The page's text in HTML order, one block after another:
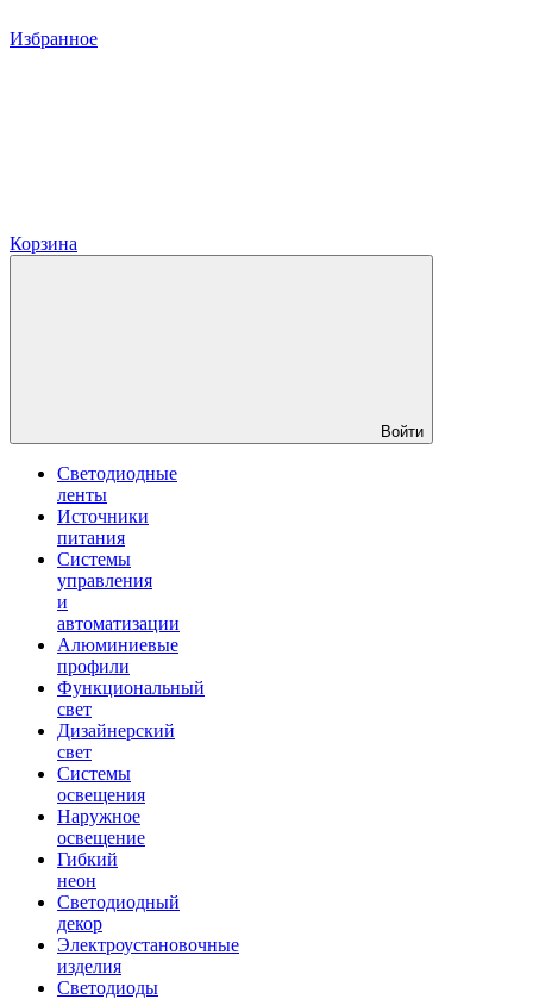
Избранное
Корзина
Войти
Светодиодные
ленты
Источники
питания
Системы
управления
и
автоматизации
Алюминиевые
профили
Функциональный
свет
Дизайнерский
свет
Системы
освещения
Наружное
освещение
Гибкий
неон
Светодиодный
декор
Электроустановочные
изделия
Светодиоды